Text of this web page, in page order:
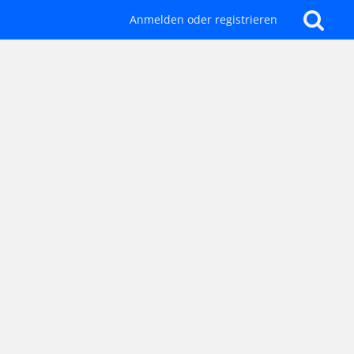
Anmelden oder registrieren